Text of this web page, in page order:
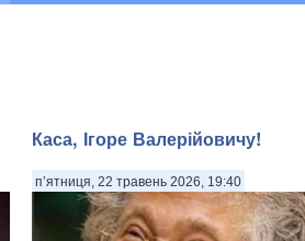
Каса, Ігоре Валерійовичу!
п’ятниця, 22 травень 2026, 19:40